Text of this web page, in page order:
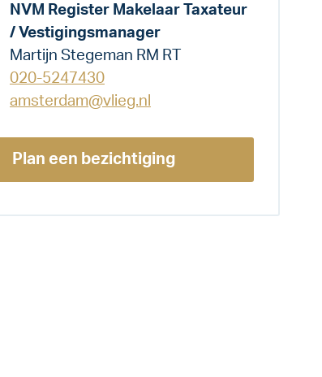
NVM Register Makelaar Taxateur
/ Vestigingsmanager
Martijn Stegeman RM RT
020-5247430
amsterdam@vlieg.nl
Plan een bezichtiging